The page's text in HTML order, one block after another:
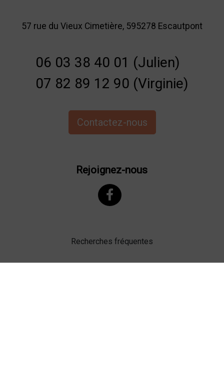
57 rue du Vieux Cimetière, 595278 Escautpont
06 03 38 40 01 (Julien)
07 82 89 12 90 (Virginie)
Contactez-nous
Rejoignez-nous
Recherches fréquentes